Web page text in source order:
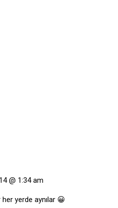
@ 1:34 am
yerde aynılar 😀